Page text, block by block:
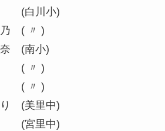
(白川小)
( 〃 )
(南小)
( 〃 )
( 〃 )
(美里中)
(宮里中)